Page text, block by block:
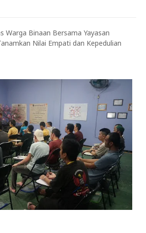
Warga Binaan Bersama Yayasan
Nilai Empati dan Kepedulian